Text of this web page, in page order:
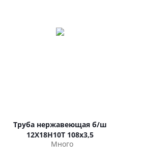
Труба нержавеющая б/ш
12Х18Н10Т 108х3,5
Много